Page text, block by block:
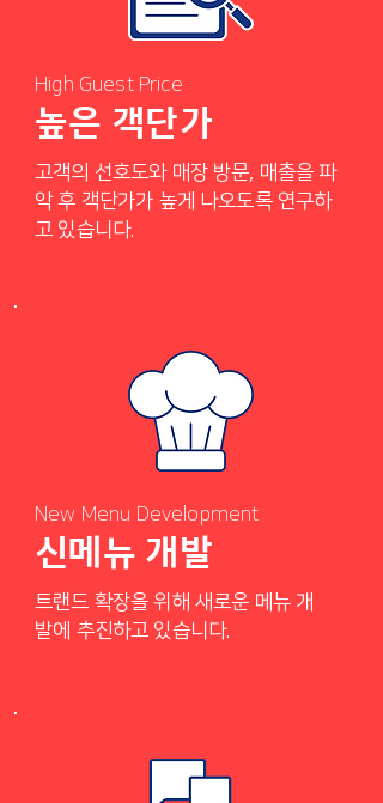
High Guest Price
높은 객단가
고객의 선호도와 매장 방문, 매출을 파
악 후 객단가가 높게 나오도록 연구하
고 있습니다.
New Menu Development
신메뉴 개발
트랜드 확장을 위해 새로운 메뉴 개
발에 추진하고 있습니다.